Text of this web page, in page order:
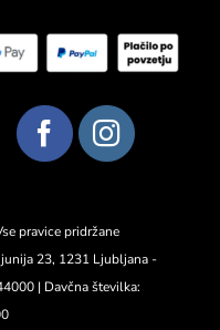
pravice pridržane
23, 1231 Ljubljana -
| Davčna številka: